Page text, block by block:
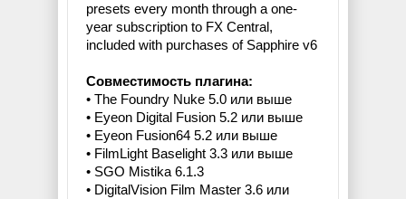
presets every month through a one-
year subscription to FX Central,
included with purchases of Sapphire v6
Совместимость плагина:
• The Foundry Nuke 5.0 или выше
• Eyeon Digital Fusion 5.2 или выше
• Eyeon Fusion64 5.2 или выше
• FilmLight Baselight 3.3 или выше
• SGO Mistika 6.1.3
• DigitalVision Film Master 3.6 или